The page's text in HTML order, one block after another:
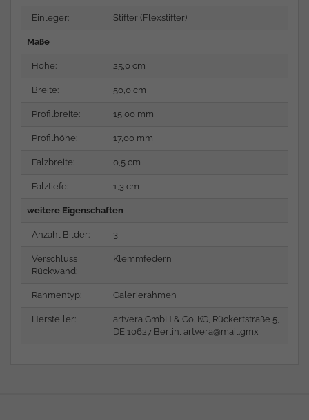
Einleger: Stifter (Flexstifter)
Maße
Höhe: 25,0 cm
Breite: 50,0 cm
Profilbreite: 15,00 mm
Profilhöhe: 17,00 mm
Falzbreite: 0,5 cm
Falztiefe: 1,3 cm
weitere Eigenschaften
Anzahl Bilder: 3
Verschluss
Rückwand:
Klemmfedern
Rahmentyp: Galerierahmen
Hersteller:
artvera GmbH & Co. KG, Rückertstraße 5,
DE 10627 Berlin, artvera@mail.gmx